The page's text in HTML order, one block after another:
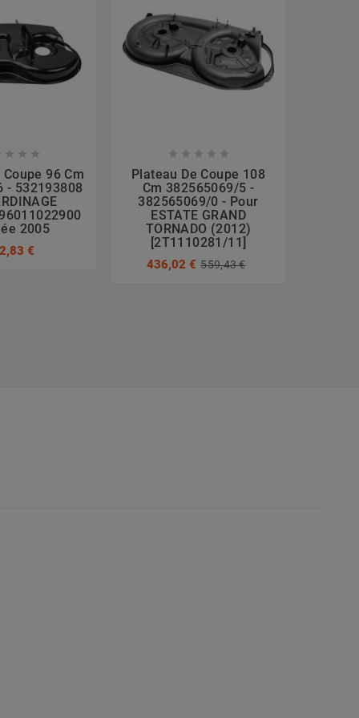
  
96 Cm
- 532193808
2005
€
    
Plateau De Coupe 108
Cm 382565069/5 -
382565069/0 - Pour
ESTATE GRAND
TORNADO (2012)
[2T1110281/11]
436,02 € 559,43 €